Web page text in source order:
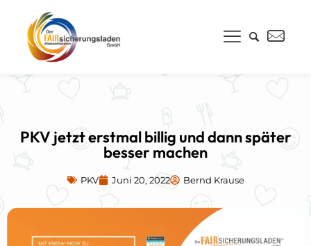
PKV jetzt erstmal billig und dann später
besser machen
PKV Juni 20, 2022 Bernd Krause